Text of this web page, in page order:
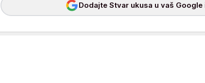
Dodajte Stvar ukusa u vaš